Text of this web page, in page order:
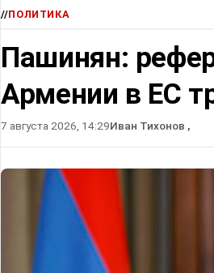
//ПОЛИТИКА
Пашинян:
Армении в ЕС
7 августа 2026, 14:29Иван Тихонов ,